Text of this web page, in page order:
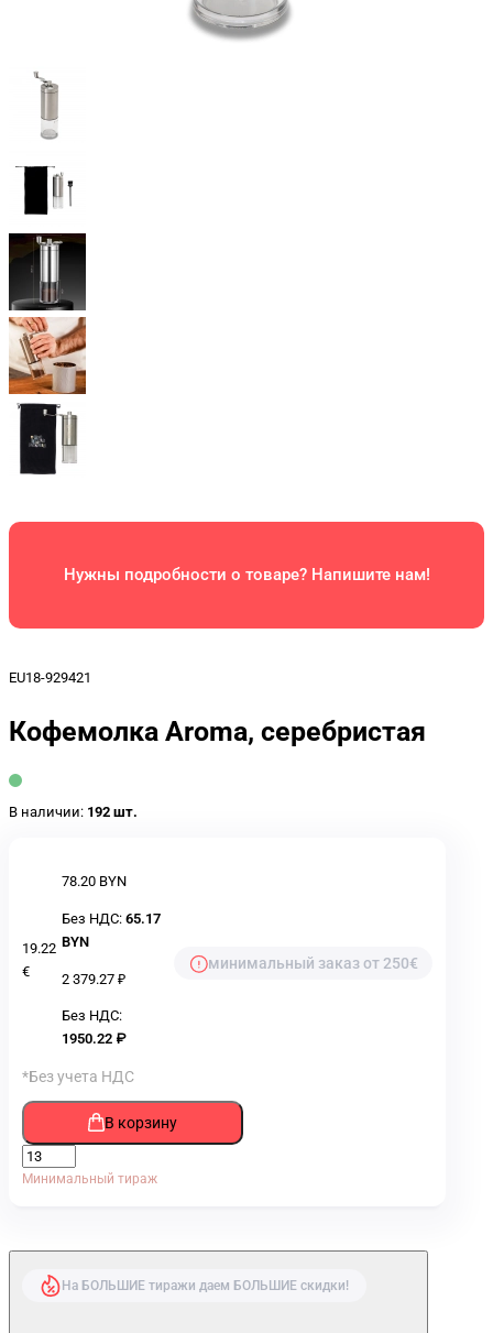
Нужны подробности о товаре? Напишите нам!
EU18-929421
Кофемолка Aroma, серебристая
В наличии: 192 шт.
19.22
€
78.20 BYN
Без НДС: 65.17
BYN
2 379.27 ₽
Без НДС:
1950.22 ₽
минимальный заказ от 250€
*Без учета НДС
В корзину
Минимальный тираж
На БОЛЬШИЕ тиражи даем БОЛЬШИЕ скидки!